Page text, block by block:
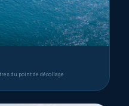
du point de décollage